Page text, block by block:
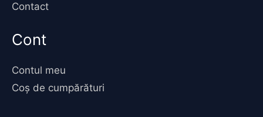
Contact
Cont
Contul meu
Coș de cumpărături